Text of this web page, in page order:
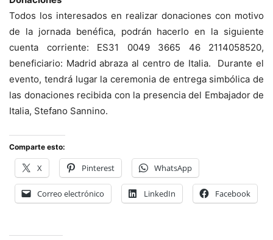
Todos los interesados en realizar donaciones con motivo
de la jornada benéfica, podrán hacerlo en la siguiente
cuenta corriente: ES31 0049 3665 46 2114058520,
beneficiario: Madrid abraza al centro de Italia. Durante el
evento, tendrá lugar la ceremonia de entrega simbólica de
las donaciones recibida con la presencia del Embajador de
Italia, Stefano Sannino.
Comparte esto:
X Pinterest WhatsApp
Correo electrónico LinkedIn Facebook